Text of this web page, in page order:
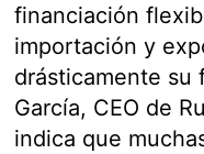
financiación
importación y
drásticamente su
García, CEO de
indica que